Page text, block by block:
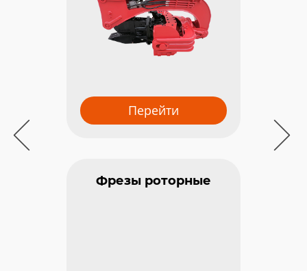
Перейти
Фрезы роторные